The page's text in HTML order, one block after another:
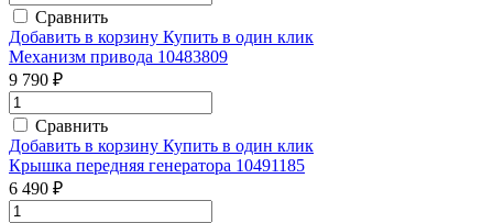
Сравнить
Добавить в корзину Купить в один клик
Механизм привода 10483809
9 790 ₽
Сравнить
Добавить в корзину Купить в один клик
Крышка передняя генератора 10491185
6 490 ₽